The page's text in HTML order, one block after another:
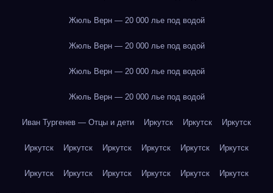
Жюль Верн — 20 000 лье под водой
Жюль Верн — 20 000 лье под водой
Жюль Верн — 20 000 лье под водой
Жюль Верн — 20 000 лье под водой
Иван Тургенев — Отцы и дети Иркутск Иркутск Иркутск
Иркутск Иркутск Иркутск Иркутск Иркутск Иркутск
Иркутск Иркутск Иркутск Иркутск Иркутск Иркутск